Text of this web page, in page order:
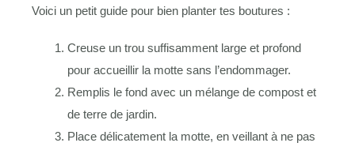
Voici un petit guide pour bien planter tes boutures :
Creuse un trou suffisamment large et profond
pour accueillir la motte sans l’endommager.
Remplis le fond avec un mélange de compost et
de terre de jardin.
Place délicatement la motte, en veillant à ne pas